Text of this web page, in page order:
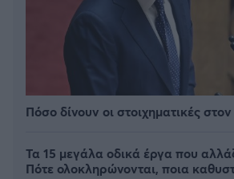
Πόσο δίνουν οι στοιχηματικές
Τα 15 μεγάλα οδικά έργα που
Πότε ολοκληρώνονται, ποια